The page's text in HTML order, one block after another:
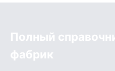
Полный
фабрик